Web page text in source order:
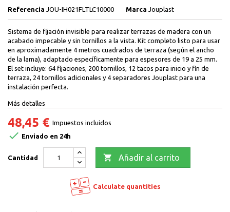
Referencia JOU-IH021FLTLC10000 Marca Jouplast
Sistema de fijación invisible para realizar terrazas de madera con un
acabado impecable y sin tornillos a la vista. Kit completo listo para usar
en aproximadamente 4 metros cuadrados de terraza (según el ancho
de la lama), adaptado específicamente para espesores de 19 a 25 mm.
El set incluye: 64 fijaciones, 200 tornillos, 12 tacos para inicio y fin de
terraza, 24 tornillos adicionales y 4 separadores Jouplast para una
instalación perfecta.
Más detalles
48,45 € Impuestos incluidos
 Enviado en 24h
Cantidad  Añadir al carrito
Calculate quantities